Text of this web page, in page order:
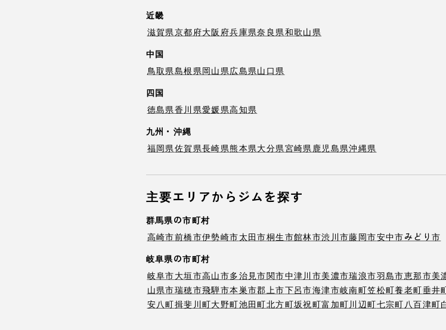
近畿
滋賀県京都府大阪府兵庫県奈良県和歌山県
中国
鳥取県島根県岡山県広島県山口県
四国
徳島県香川県愛媛県高知県
九州・沖縄
福岡県佐賀県長崎県熊本県大分県宮崎県鹿児島県沖縄県
主要エリアからジムを探す
群馬県の市町村
高崎市前橋市伊勢崎市太田市桐生市館林市渋川市藤岡市安中市みどり市
岐阜県の市町村
岐阜市大垣市高山市多治見市関市中津川市美濃市瑞浪市羽島市恵那市美
山県市瑞穂市飛騨市本巣市郡上市下呂市海津市岐南町笠松町養老町垂井
安八町揖斐川町大野町池田町北方町坂祝町富加町川辺町七宗町 八百津町